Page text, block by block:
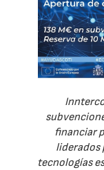
financiar
liderados
tecnologías